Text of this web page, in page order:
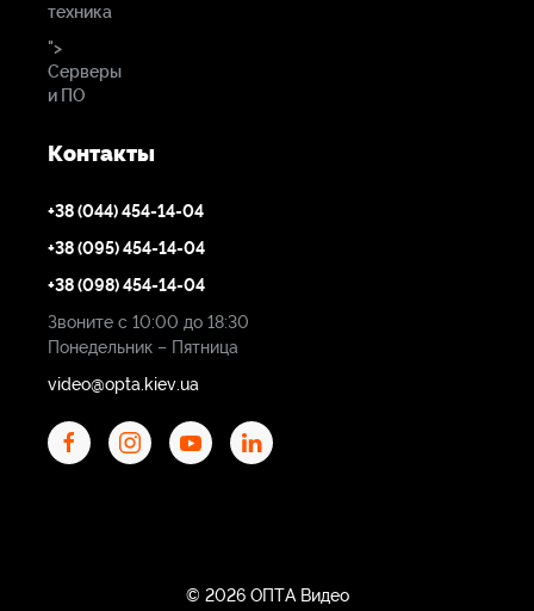
техника
">
Серверы
и ПО
Контакты
+38 (044) 454-14-04
+38 (095) 454-14-04
+38 (098) 454-14-04
Звоните с 10:00 до 18:30
Понедельник – Пятница
video@opta.kiev.ua
© 2026 ОПТА Видео